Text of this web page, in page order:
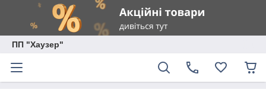
ПП "Хаузер"